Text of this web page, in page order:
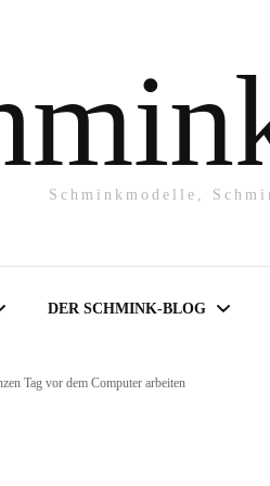
Schminkmodelle,
DER SCHMINK-BLOG
Tag vor dem Computer arbeiten